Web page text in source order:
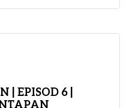
| EPISOD 6 |